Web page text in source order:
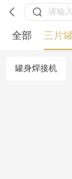
全部 三片
罐身焊接机